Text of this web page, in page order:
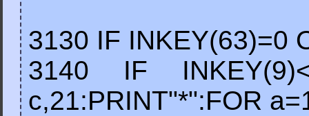
3130 IF INKEY(63)=0
3140 IF
c,21:PRINT"*":FOR